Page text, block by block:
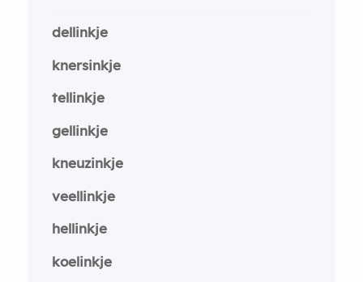
dellinkje
knersinkje
tellinkje
gellinkje
kneuzinkje
veellinkje
hellinkje
koelinkje